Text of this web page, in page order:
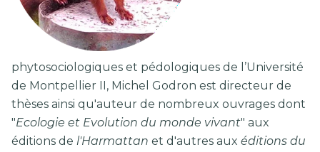
phytosociologiques et pédologiques de l’Université
de Montpellier II, Michel Godron est directeur de
thèses ainsi qu'auteur de nombreux ouvrages dont
"Ecologie et Evolution du monde vivant" aux
éditions de l'Harmattan et d'autres aux éditions du